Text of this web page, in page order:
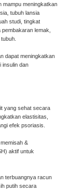
mampu meningkatkan
tubuh lansia
studi, tingkat
lemak,
dapat meningkatkan
insulin dan
yang sehat secara
elastisitas,
efek psoriasis.
&
aktif untuk
terbuangnya racun
putih secara